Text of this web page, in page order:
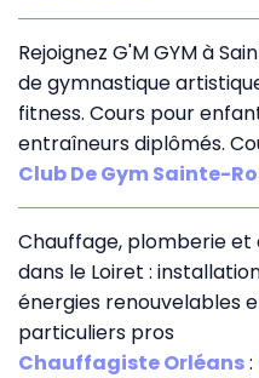
Rejoignez G'M GYM à
de gymnastique
fitness. Cours pour
entraîneurs diplômés.
Club De Gym Sainte-
Chauffage, plomberie
dans le Loiret :
énergies renouvelables
particuliers pros
Chauffagiste Orléans: